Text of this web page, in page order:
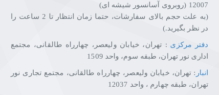
12007 (روبروی آسانسور شیشه ای)
(به علت حجم بالای سفارشات، حتما زمان انتظار تا 2 ساعت را
در نظر بگیرید.)
دفتر مرکزی : تهران، خیابان ولیعصر، چهارراه طالقانی، مجتمع
اداری نور تهران، طبقه سوم، واحد 1509
انبار : تهران، خیابان ولیعصر، چهارراه طالقانی، مجتمع تجاری نور
تهران، طبقه چهارم ، واحد 12037